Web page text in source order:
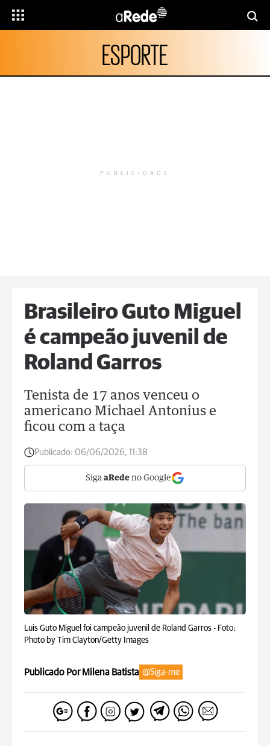
ESPORTE
PUBLICIDADE
Brasileiro Guto Miguel
é campeão juvenil de
Roland Garros
Tenista de 17 anos venceu o
americano Michael Antonius e
ficou com a taça
Publicado: 06/06/2026, 11:38
Siga aRede no Google
Luis Guto Miguel foi campeão juvenil de Roland Garros - Foto:
Photo by Tim Clayton/Getty Images
Publicado Por Milena Batista @Siga-me